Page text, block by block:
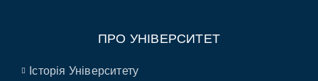
ПРО УНІВЕРСИТЕТ
Історія Університету